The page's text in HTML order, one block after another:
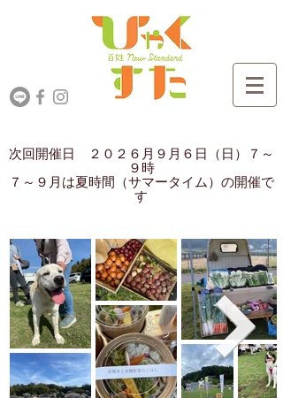
​次回開催日 ２０２６月９月６日（日）７～
９時
​７～９月は夏時間（サマータイム）の開催で
す